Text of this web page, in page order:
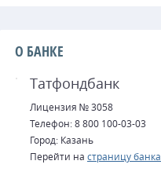
О БАНКЕ
Татфондбанк
Лицензия № 3058
Телефон: 8 800 100-03-03
Город: Казань
Перейти на страницу банка